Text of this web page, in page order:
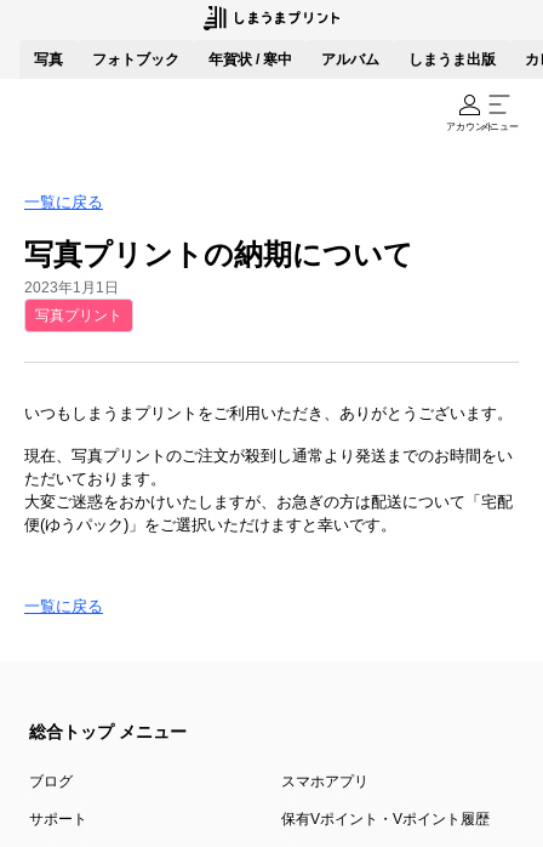
写真 フォトブック 年賀状 / 寒中 アルバム しまうま出版 カ
アカウントメニュー
一覧に戻る
写真プリントの納期について
2023年1月1日
写真プリント
いつもしまうまプリントをご利用いただき、ありがとうございます。
現在、写真プリントのご注文が殺到し通常より発送までのお時間をい
ただいております。
大変ご迷惑をおかけいたしますが、お急ぎの方は配送について「宅配
便(ゆうパック)」をご選択いただけますと幸いです。
一覧に戻る
総合トップ メニュー
ブログ スマホアプリ
サポート 保有Vポイント・Vポイント履歴